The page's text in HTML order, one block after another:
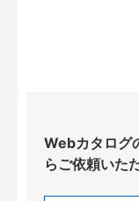
Webカタログ
らご依頼いた